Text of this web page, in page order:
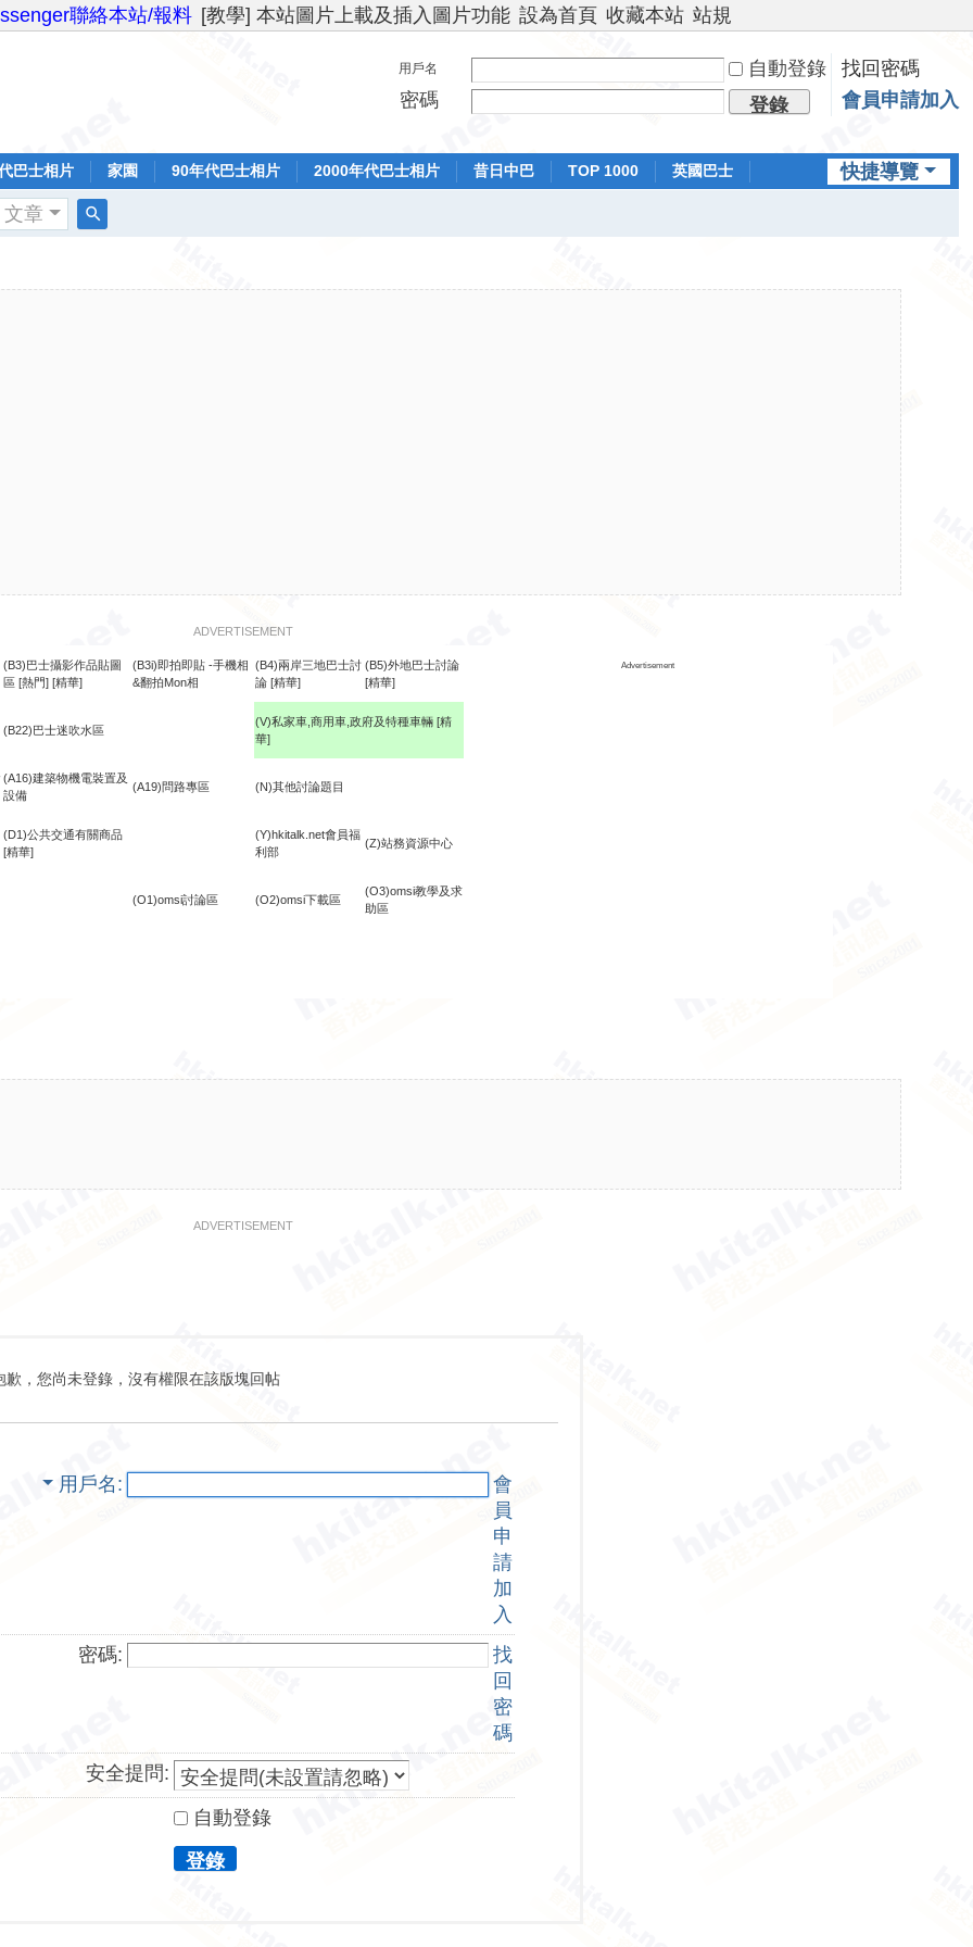
聯絡本站/報料 [教學] 本站圖片上載及插入圖片功能 設為首頁 收藏本站 站規
用戶名 自動登錄
找回密碼
密碼
登錄 會員申請加入
快捷導覽
巴士相片 家園 90年代巴士相片 2000年代巴士相片 昔日中巴 TOP 1000
英國巴士
文章
ADVERTISEMENT
(B3)巴士攝影作品貼圖
區 [熱門] [精華]
(B3i)即拍即貼 -手機相
&翻拍Mon相
(B4)兩岸三地巴士討
論 [精華]
(B5)外地巴士討論
[精華]
Advertisement
(B22)巴士迷吹水區
(V)私家車,商用車,政府及特種車輛 [精
華]
(A16)建築物機電裝置及
設備
(A19)問路專區 (N)其他討論題目
(D1)公共交通有關商品
[精華]
(Y)hkitalk.net會員福
利部
(Z)站務資源中心
(O1)omsi討論區 (O2)omsi下載區
(O3)omsi教學及求
助區
ADVERTISEMENT
歉，您尚未登錄，沒有權限在該版塊回帖
用戶名
會
員
申
請
加
入
密碼:
找
回
密
碼
安全提問:
自動登錄
登錄